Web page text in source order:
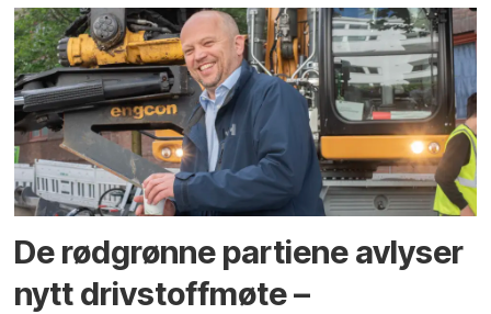
De rødgrønne partiene avlyser
nytt drivstoffmøte –